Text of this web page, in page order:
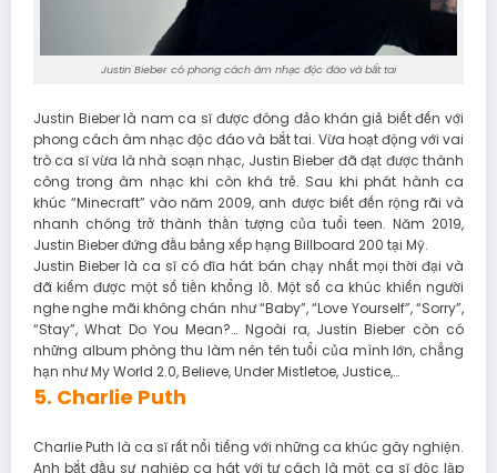
Justin Bieber có phong cách âm nhạc độc đáo và bắt tai
Justin Bieber là nam ca sĩ được đông đảo khán giả biết đến với
phong cách âm nhạc độc đáo và bắt tai. Vừa hoạt động với vai
trò ca sĩ vừa là nhà soạn nhạc, Justin Bieber đã đạt được thành
công trong âm nhạc khi còn khá trẻ. Sau khi phát hành ca
khúc “Minecraft” vào năm 2009, anh được biết đến rộng rãi và
nhanh chóng trở thành thần tượng của tuổi teen. Năm 2019,
Justin Bieber đứng đầu bảng xếp hạng Billboard 200 tại Mỹ.
Justin Bieber là ca sĩ có đĩa hát bán chạy nhất mọi thời đại và
đã kiếm được một số tiền khổng lồ. Một số ca khúc khiến người
nghe nghe mãi không chán như “Baby”, “Love Yourself”, “Sorry”,
“Stay”, What Do You Mean?… Ngoài ra, Justin Bieber còn có
những album phòng thu làm nên tên tuổi của mình lớn, chẳng
hạn như My World 2.0, Believe, Under Mistletoe, Justice,…
5. Charlie Puth
Charlie Puth là ca sĩ rất nổi tiếng với những ca khúc gây nghiện.
Anh bắt đầu sự nghiệp ca hát với tư cách là một ca sĩ độc lập